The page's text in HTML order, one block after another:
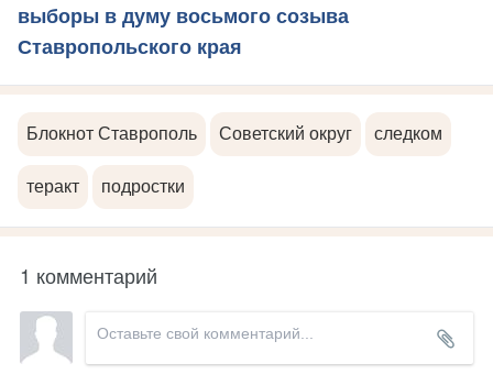
выборы в думу восьмого созыва
Ставропольского края
Блокнот Ставрополь Советский округ следком
теракт подростки
1 комментарий